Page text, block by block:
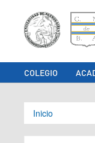
COLEGIO
Se
Inicio